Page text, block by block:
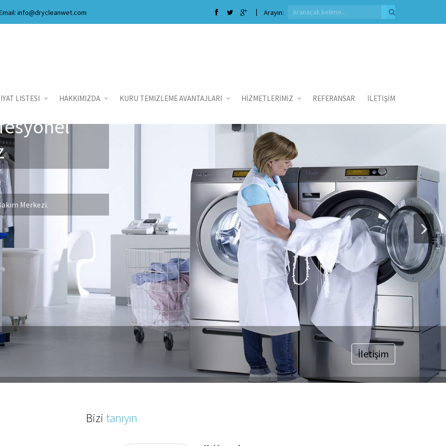
info@drycleanwet.com Arayın:
LISTESI HAKKIMIZDA KURU TEMIZLEME AVANTAJLARI HİZMETLERİMİZ REFERANSAR İLETİŞİM
İletişim
Merkezi.
Bizi tanıyın